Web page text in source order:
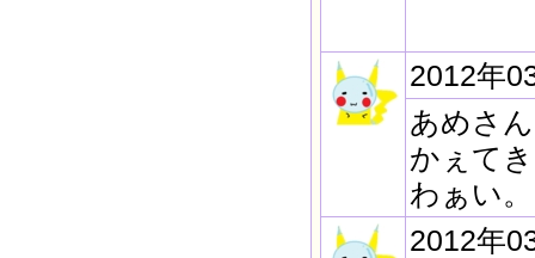
2012年
あめさ
かぇて
わぁい
2012年